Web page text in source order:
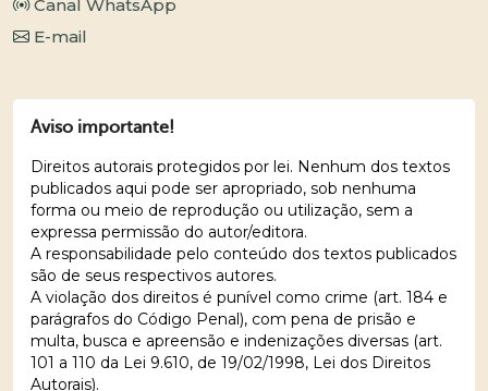
Canal WhatsApp
E-mail
Aviso importante!
Direitos autorais protegidos por lei. Nenhum dos textos
publicados aqui pode ser apropriado, sob nenhuma
forma ou meio de reprodução ou utilização, sem a
expressa permissão do autor/editora.
A responsabilidade pelo conteúdo dos textos publicados
são de seus respectivos autores.
A violação dos direitos é punível como crime (art. 184 e
parágrafos do Código Penal), com pena de prisão e
multa, busca e apreensão e indenizações diversas (art.
101 a 110 da Lei 9.610, de 19/02/1998, Lei dos Direitos
Autorais).